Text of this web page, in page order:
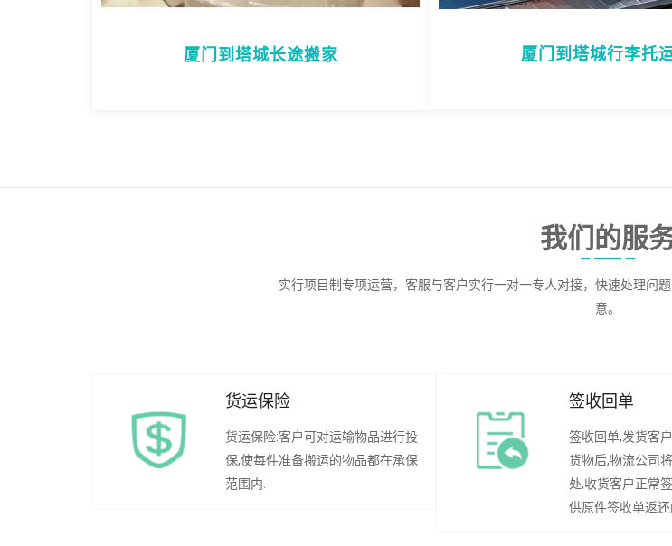
厦门到塔城长途搬家 厦门到塔城行李托
我们的服
实行项目制专项运营，客服与客户实行一对一专人对接，快速处理问
意。
货运保险
货运保险:客户可对运输物品进行投
保,使每件准备搬运的物品都在承保
范围内.
签收回单
签收回单,发货客
货物后,物流公司
处,收货客户正常
供原件签收单返还